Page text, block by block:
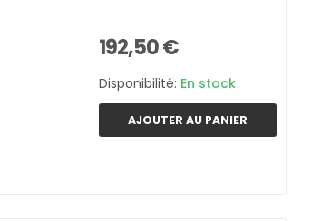
192,50 €
Disponibilité: En stock
AJOUTER AU PANIER